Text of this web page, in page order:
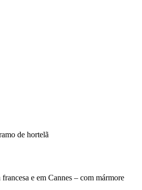
de hortelã
e em Cannes – com mármore